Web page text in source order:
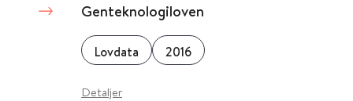
Genteknologiloven
Lovdata 2016
Detaljer